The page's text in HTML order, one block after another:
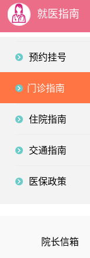
就医指南
预约挂号
门诊指南
住院指南
交通指南
医保政策
院长信箱